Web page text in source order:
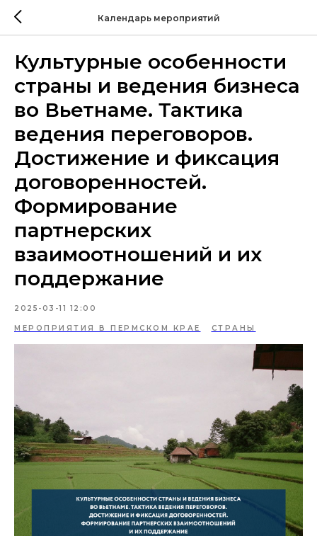
Календарь мероприятий
Культурные особенности
страны и ведения бизнеса
во Вьетнаме. Тактика
ведения переговоров.
Достижение и фиксация
договоренностей.
Формирование
партнерских
взаимоотношений и их
поддержание
2025-03-11 12:00
МЕРОПРИЯТИЯ В ПЕРМСКОМ КРАЕ СТРАНЫ